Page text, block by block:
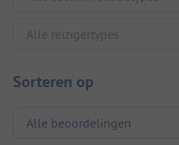
Sorteren op